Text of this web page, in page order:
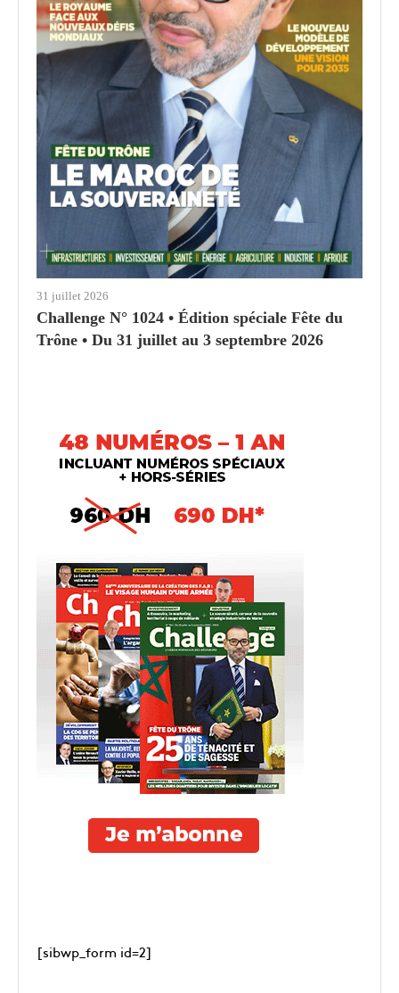
31 juillet 2026
Challenge N° 1024 • Édition spéciale Fête du
Trône • Du 31 juillet au 3 septembre 2026
[sibwp_form id=2]